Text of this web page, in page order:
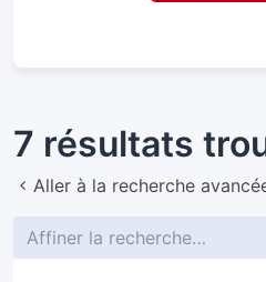
7 résultats
Aller à la recherche